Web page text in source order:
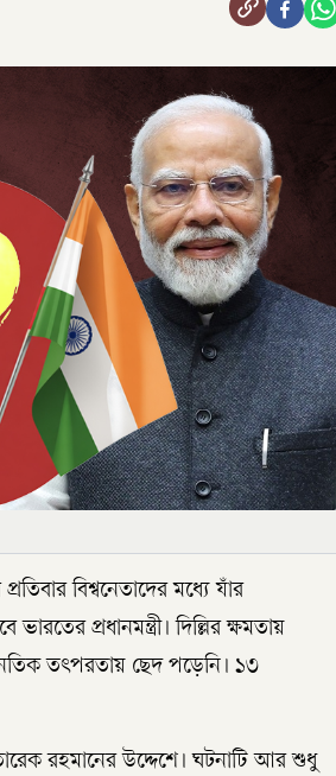
বিশ্বনেতাদের মধ্যে যাঁর
প্রধানমন্ত্রী। দিল্লির ক্ষমতায়
তৎপরতায় ছেদ পড়েনি। ১৩
রহমানের উদ্দেশে। ঘটনাটি আর শুধু